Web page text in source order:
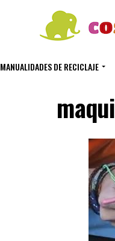
MANUALIDADES DE RECICLAJE